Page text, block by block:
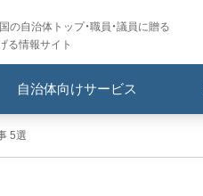
の自治体トップ・職員・議員に贈る
る情報サイト
自治体向けサービス
5選